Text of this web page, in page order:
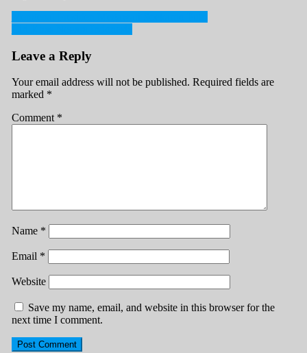
Post
navigation
Leave a Reply
Your email address will not be published. Required fields are
marked *
Comment *
Name *
Email *
Website
Save my name, email, and website in this browser for the
next time I comment.